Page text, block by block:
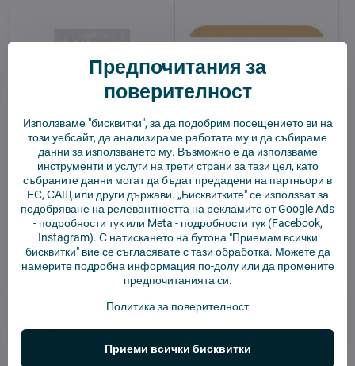
4Robot почистващ
продукт за роботизирани
прахосмукачки с моп
функция 20 ml – ПРОБА
В наличност
1,94 €
Добави в количката
Преходна планка за
роботизирана
прахосмукачка
В наличност
13,56 €
Предпочитания за
поверителност
Използваме "бисквитки", за да подобрим посещението ви на
този уебсайт, да анализираме работата му и да събираме
данни за използването му. Възможно е да използваме
инструменти и услуги на трети страни за тази цел, като
събраните данни могат да бъдат предадени на партньори в
ЕС, САЩ или други държави. „Бисквитките" се използват за
подобряване на релевантността на рекламите от Google Ads
- подробности тукили Meta - подробности тук(Facebook,
Instagram). С натискането на бутона "Приемам всички
бисквитки" вие се съгласявате с тази обработка. Можете да
намерите подробна информация по-долу или да промените
предпочитанията си.
Политика за поверителност
Приеми всички бисквитки